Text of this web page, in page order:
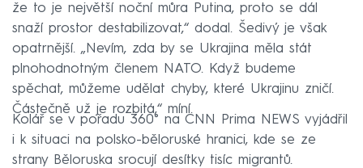
že to je největší noční můra Putina, proto se dál
snaží prostor destabilizovat,“ dodal. Šedivý je však
opatrnější. „Nevím, zda by se Ukrajina měla stát
plnohodnotným členem NATO. Když budeme
spěchat, můžeme udělat chyby, které Ukrajinu zničí.
Částečně už je rozbitá,“ míní.
Kolář se v pořadu 360° na CNN Prima NEWS vyjádřil
i k situaci na polsko-běloruské hranici, kde se ze
strany Běloruska srocují desítky tisíc migrantů.